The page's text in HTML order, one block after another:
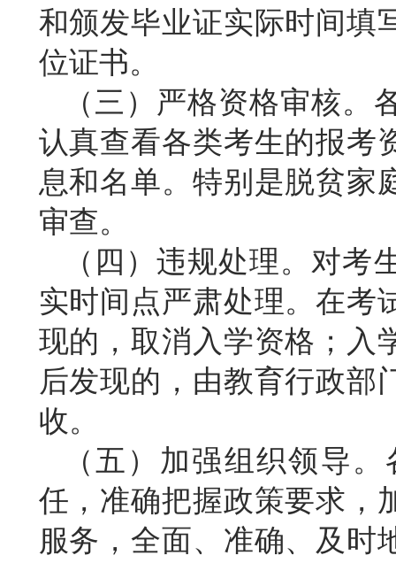
和颁发毕业证实际时间填
位证书。
（三）严格资格审核。
认真查看各类考生的报考
息和名单。特别是脱贫家
审查。
（四）违规处理。 对考
实时间点严肃处理。在考
现的，取消入学资格；入
后发现的，由教育行政部
收。
（五）加强组织领导。
任，准确把握政策要求，
服务，全面、准确、及时